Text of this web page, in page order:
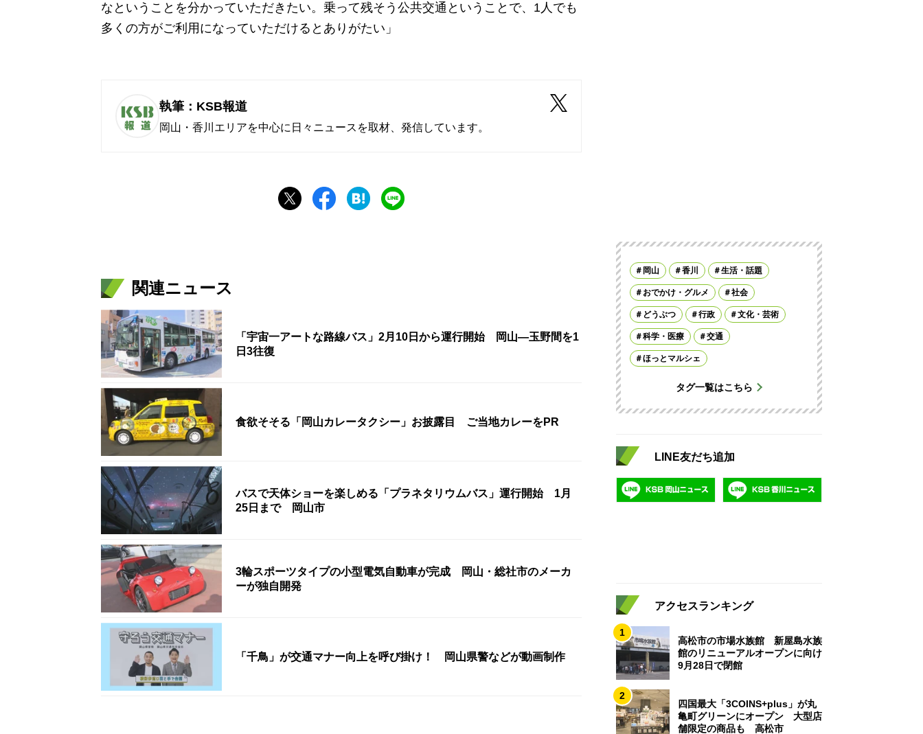
なということを分かっていただきたい。乗って残そう公共交通ということで、1人でも
多くの方がご利用になっていただけるとありがたい」
執筆：KSB報道
岡山・香川エリアを中心に日々ニュースを取材、発信しています。
関連ニュース
「宇宙一アートな路線バス」2月10日から運行開始 岡山―玉野間を1
日3往復
食欲そそる「岡山カレータクシー」お披露目 ご当地カレーをPR
バスで天体ショーを楽しめる「プラネタリウムバス」運行開始 1月
25日まで 岡山市
3輪スポーツタイプの小型電気自動車が完成 岡山・総社市のメーカ
ーが独自開発
「千鳥」が交通マナー向上を呼び掛け！ 岡山県警などが動画制作
岡山 香川 生活・話題
おでかけ・グルメ 社会
どうぶつ 行政 文化・芸術
科学・医療 交通
ほっとマルシェ
タグ一覧はこちら
LINE友だち追加
アクセスランキング
1
高松市の市場水族館 新屋島水族
館のリニューアルオープンに向け
9月28日で閉館
2
四国最大「3COINS+plus」が丸
亀町グリーンにオープン 大型店
舗限定の商品も 高松市